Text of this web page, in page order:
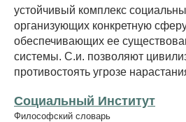
устойчивый комплекс
организующих конкретную
обеспечивающих ее
системы. С.и. позволяют
противостоять угрозе
Социальный Институт
Философский словарь